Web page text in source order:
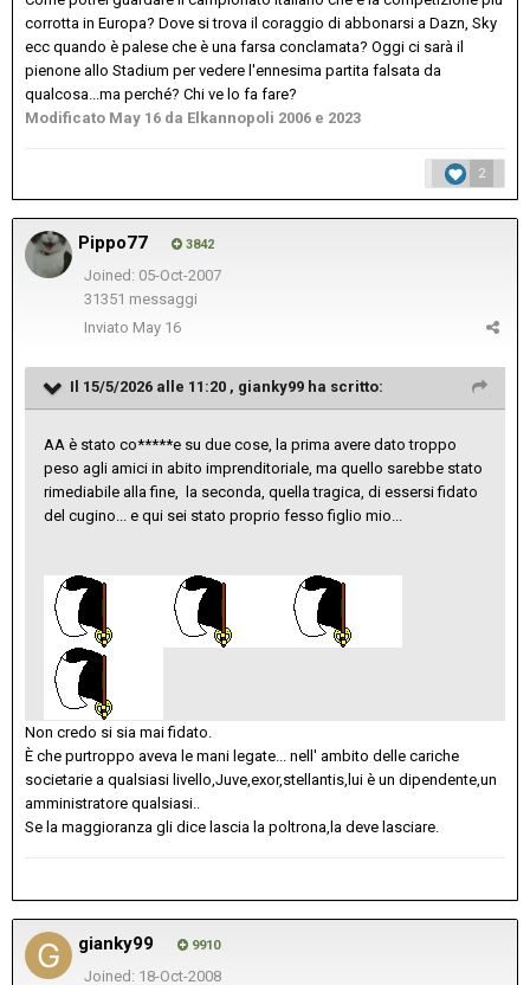
corrotta in Europa? Dove si trova il coraggio di abbonarsi a Dazn, Sky
ecc quando è palese che è una farsa conclamata? Oggi ci sarà il
pienone allo Stadium per vedere l'ennesima partita falsata da
qualcosa...ma perché? Chi ve lo fa fare?
Modificato May 16 da Elkannopoli 2006 e 2023
2
Pippo77 3842
Joined: 05-Oct-2007
31351 messaggi
Inviato May 16
Il 15/5/2026 alle 11:20 , gianky99 ha scritto:
AA è stato co*****e su due cose, la prima avere dato troppo
peso agli amici in abito imprenditoriale, ma quello sarebbe stato
rimediabile alla fine, la seconda, quella tragica, di essersi fidato
del cugino... e qui sei stato proprio fesso figlio mio...
Non credo si sia mai fidato.
È che purtroppo aveva le mani legate... nell' ambito delle cariche
societarie a qualsiasi livello,Juve,exor,stellantis,lui è un dipendente,un
amministratore qualsiasi..
Se la maggioranza gli dice lascia la poltrona,la deve lasciare.
gianky99 9910
Joined: 18-Oct-2008